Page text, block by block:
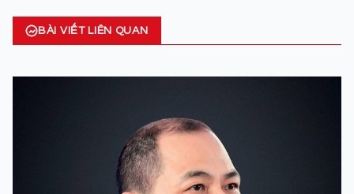
BÀI VIẾT LIÊN QUAN